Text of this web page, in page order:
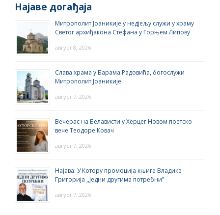
Најаве догађаја
Митрополит Јоаникије у недјељу служи у храму
Светог архиђакона Стефана у Горњем Липову
август 8, 2026
Слава храма у Барама Радовића, богослужи
Митрополит Јоаникије
август 7, 2026
Вечерас на Белависти у Херцег Новом поетско
вече Теодоре Ковач
август 7, 2026
Најава: У Котору промоција књиге Владике
Григорија ,,Једни другима потребни”
август 7, 2026